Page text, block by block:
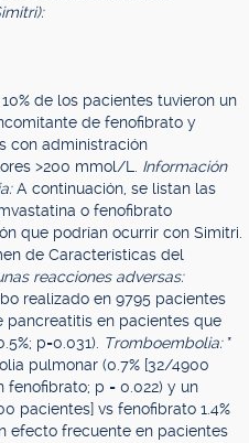
de los pacientes tuvieron un
de fenofibrato y
con administración
>200 mmol/L. Información
A continuación, se listan las
o fenofibrato
que podrían ocurrir con Simitri.
de Características del
reacciones adversas:
realizado en 9795 pacientes
pancreatitis en pacientes que
p=0.031). Tromboembolia: *
pulmonar (0.7% [32/4900
p = 0.022) y un
pacientes] vs fenofibrato 1.4%
efecto frecuente en pacientes